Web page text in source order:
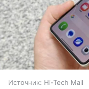
Источник: Hi-Tech Mail